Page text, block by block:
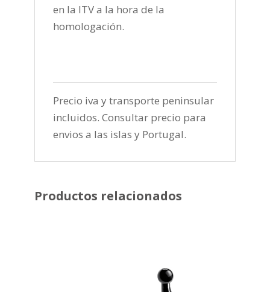
en la ITV a la hora de la
homologación.
Precio iva y transporte peninsular
incluidos. Consultar precio para
envios a las islas y Portugal.
Productos relacionados